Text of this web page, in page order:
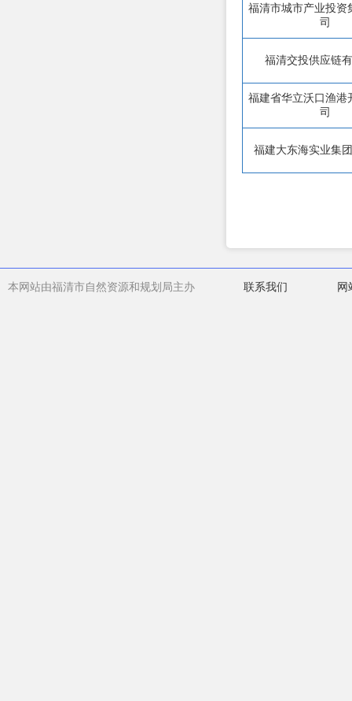
福清市城市产业投资
司
福清交投供应链
福建省华立沃口渔港
司
福建大东海实业集
本网站由福清市自然资源和规划局主办 联系我们 网